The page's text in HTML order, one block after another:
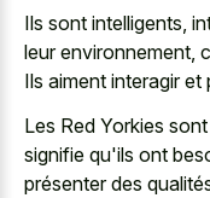
Ils sont intelligents,
leur environnement,
Ils aiment interagir et
Les Red Yorkies
signifie qu'ils ont
présenter des